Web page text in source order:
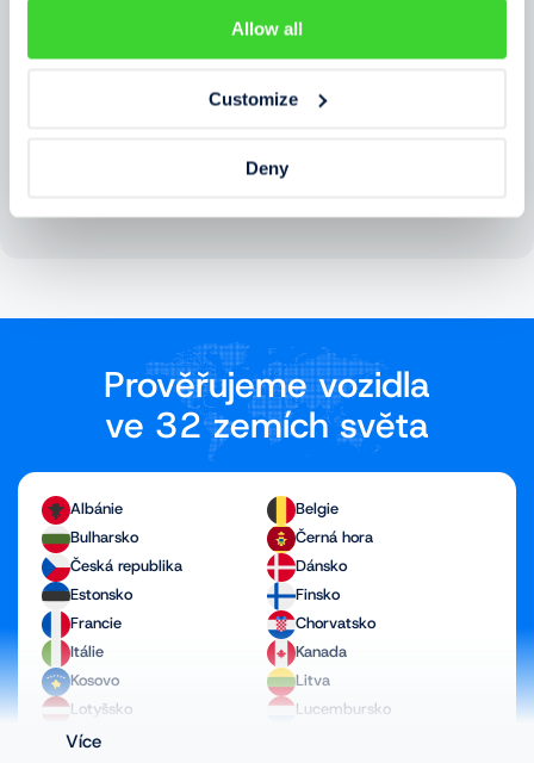
Allow all
Customize
Deny
Prověřujeme vozidla
ve 32 zemích světa
Albánie
Belgie
Bulharsko
Černá hora
Česká republika
Dánsko
Estonsko
Finsko
Francie
Chorvatsko
Itálie
Kanada
Kosovo
Litva
Lotyšsko
Lucembursko
Maďarsko
Více